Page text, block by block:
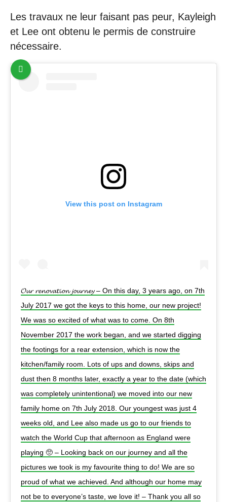
Les travaux ne leur faisant pas peur, Kayleigh
et Lee ont obtenu le permis de construire
nécessaire.
View this post on Instagram
𝓞𝓾𝓻 𝓻𝓮𝓷𝓸𝓿𝓪𝓽𝓲𝓸𝓷 𝓳𝓸𝓾𝓻𝓷𝓮𝔂 – On this day, 3 years ago, on 7th
July 2017 we got the keys to this home, our new project!
We was so excited of what was to come. On 8th
November 2017 the work began, and we started digging
the footings for a rear extension, which is now the
kitchen/family room. Lots of ups and downs, skips and
dust then 8 months later, exactly a year to the date (which
was completely unintentional) we moved into our new
family home on 7th July 2018. Our youngest was just 4
weeks old, and Lee also made us go to our friends to
watch the World Cup that afternoon as England were
playing 🥺 – Looking back on our journey and all the
pictures we took is my favourite thing to do! We are so
proud of what we achieved. And although our home may
not be to everyone’s taste, we love it! – Thank you all so